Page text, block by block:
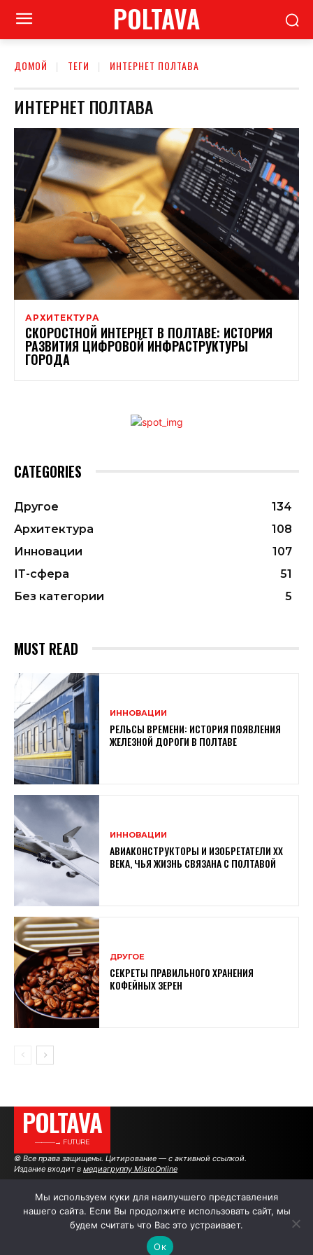
POLTAVA
ДОМОЙ ТЕГИ ИНТЕРНЕТ ПОЛТАВА
ИНТЕРНЕТ ПОЛТАВА
АРХИТЕКТУРА
СКОРОСТНОЙ ИНТЕРНЕТ В ПОЛТАВЕ: ИСТОРИЯ
РАЗВИТИЯ ЦИФРОВОЙ ИНФРАСТРУКТУРЫ
ГОРОДА
CATEGORIES
Другое
134
Архитектура
108
Инновации
107
ІТ-сфера
51
Без категории
5
MUST READ
ИННОВАЦИИ
РЕЛЬСЫ ВРЕМЕНИ: ИСТОРИЯ ПОЯВЛЕНИЯ
ЖЕЛЕЗНОЙ ДОРОГИ В ПОЛТАВЕ
ИННОВАЦИИ
АВИАКОНСТРУКТОРЫ И ИЗОБРЕТАТЕЛИ XX
ВЕКА, ЧЬЯ ЖИЗНЬ СВЯЗАНА С ПОЛТАВОЙ
ДРУГОЕ
СЕКРЕТЫ ПРАВИЛЬНОГО ХРАНЕНИЯ
КОФЕЙНЫХ ЗЕРЕН
POLTAVA
———→ FUTURE
© Все права защищены. Цитирование — с активной ссылкой.
Издание входит в медиагруппу MistoOnline
АВТОРЫ РЕКЛАМА НА САЙТЕ
Мы используем куки для наилучшего представления
нашего сайта. Если Вы продолжите использовать сайт, мы
будем считать что Вас это устраивает.
Ок